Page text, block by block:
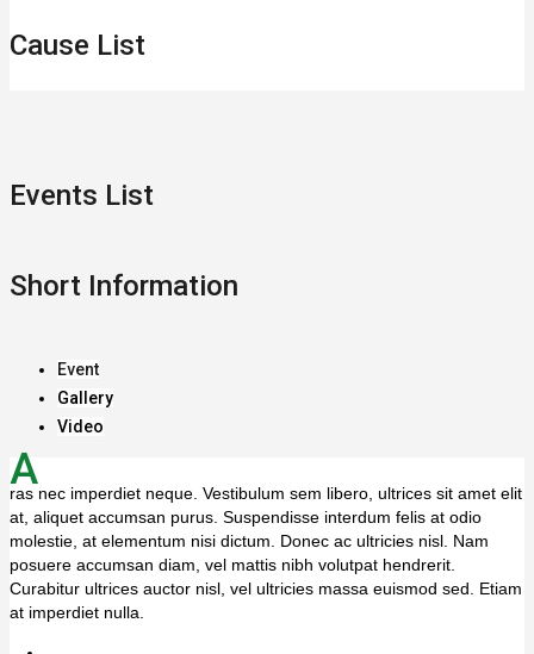
Cause List
Events List
Short Information
Event
Gallery
Video
A
ras nec imperdiet neque. Vestibulum sem libero, ultrices sit amet elit
at, aliquet accumsan purus. Suspendisse interdum felis at odio
molestie, at elementum nisi dictum. Donec ac ultricies nisl. Nam
posuere accumsan diam, vel mattis nibh volutpat hendrerit.
Curabitur ultrices auctor nisl, vel ultricies massa euismod sed. Etiam
at imperdiet nulla.